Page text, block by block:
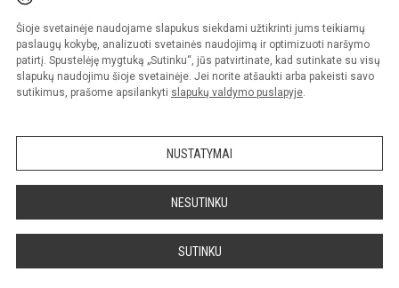
Šioje svetainėje naudojame slapukus siekdami užtikrinti jums teikiamų
paslaugų kokybę, analizuoti svetainės naudojimą ir optimizuoti naršymo
patirtį. Spustelėję mygtuką „Sutinku“, jūs patvirtinate, kad sutinkate su visų
slapukų naudojimu šioje svetainėje. Jei norite atšaukti arba pakeisti savo
sutikimus, prašome apsilankyti slapukų valdymo puslapyje.
NUSTATYMAI
NESUTINKU
SUTINKU
© 2023. Šakių „Varpo“ mokykla. Visos teisės saugomos.
Kopijuoti turinį be raštiško mokyklos sutikimo griežtai draudžiama.
Prieinamumo paraiška Slapukų politika Privatumo politika
Sumanus būdas atnaujinti